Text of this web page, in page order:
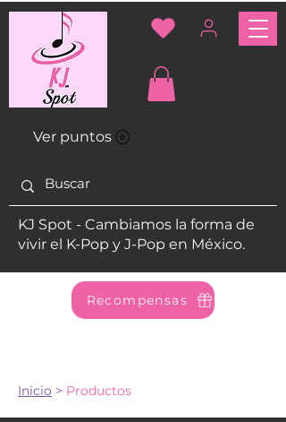
Ver puntos
KJ Spot - Cambiamos la forma de
vivir el K-Pop y J-Pop en México.
Recompensas
Inicio > Productos